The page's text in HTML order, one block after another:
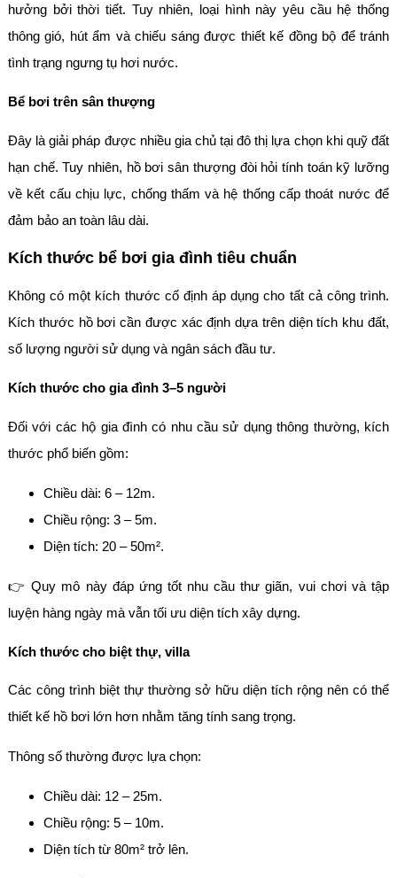
hưởng bởi thời tiết. Tuy nhiên, loại hình này yêu cầu hệ thống
thông gió, hút ẩm và chiếu sáng được thiết kế đồng bộ để tránh
tình trạng ngưng tụ hơi nước.
Bể bơi trên sân thượng
Đây là giải pháp được nhiều gia chủ tại đô thị lựa chọn khi quỹ đất
hạn chế. Tuy nhiên, hồ bơi sân thượng đòi hỏi tính toán kỹ lưỡng
về kết cấu chịu lực, chống thấm và hệ thống cấp thoát nước để
đảm bảo an toàn lâu dài.
Kích thước bể bơi gia đình tiêu chuẩn
Không có một kích thước cố định áp dụng cho tất cả công trình.
Kích thước hồ bơi cần được xác định dựa trên diện tích khu đất,
số lượng người sử dụng và ngân sách đầu tư.
Kích thước cho gia đình 3–5 người
Đối với các hộ gia đình có nhu cầu sử dụng thông thường, kích
thước phổ biến gồm:
Chiều dài: 6 – 12m.
Chiều rộng: 3 – 5m.
Diện tích: 20 – 50m².
👉 Quy mô này đáp ứng tốt nhu cầu thư giãn, vui chơi và tập
luyện hàng ngày mà vẫn tối ưu diện tích xây dựng.
Kích thước cho biệt thự, villa
Các công trình biệt thự thường sở hữu diện tích rộng nên có thể
thiết kế hồ bơi lớn hơn nhằm tăng tính sang trọng.
Thông số thường được lựa chọn:
Chiều dài: 12 – 25m.
Chiều rộng: 5 – 10m.
Diện tích từ 80m² trở lên.